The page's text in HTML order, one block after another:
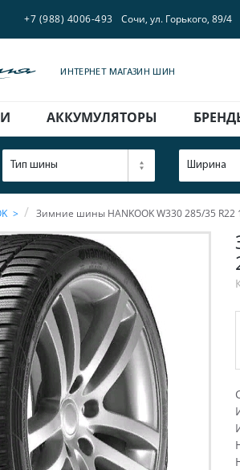
+7 (988) 4006-493 Сочи, ул. Горького, 89/4
ИНТЕРНЕТ МАГАЗИН ШИН
АККУМУЛЯТОРЫ
Тип шины Ширина
Зимние шины HANKOOK W330 285/35 R22